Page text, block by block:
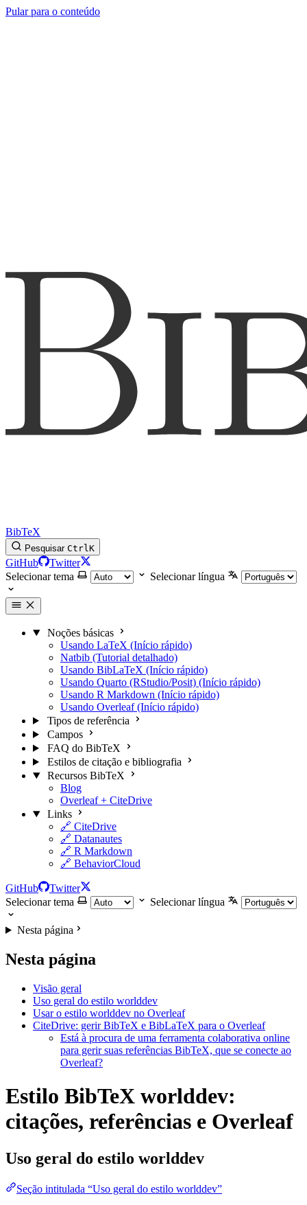
Pular para o conteúdo
BibTeX
Pesquisar CtrlK
GitHub
Twitter
Selecionar tema
Selecionar língua
Noções básicas
Usando LaTeX (Início rápido)
Natbib (Tutorial detalhado)
Usando BibLaTeX (Início rápido)
Usando Quarto (RStudio/Posit) (Início rápido)
Usando R Markdown (Início rápido)
Usando Overleaf (Início rápido)
Tipos de referência
Campos
FAQ do BibTeX
Estilos de citação e bibliografia
Recursos BibTeX
Blog
Overleaf + CiteDrive
Links
🔗 CiteDrive
🔗 Datanautes
🔗 R Markdown
🔗 BehaviorCloud
GitHub
Twitter
Selecionar tema
Selecionar língua
Nesta página
Nesta página
Visão geral
Uso geral do estilo worlddev
Usar o estilo worlddev no Overleaf
CiteDrive: gerir BibTeX e BibLaTeX para o Overleaf
Está à procura de uma ferramenta colaborativa online
para gerir suas referências BibTeX, que se conecte ao
Overleaf?
Estilo BibTeX worlddev:
citações, referências e Overleaf
Uso geral do estilo worlddev
Seção intitulada “Uso geral do estilo worlddev”